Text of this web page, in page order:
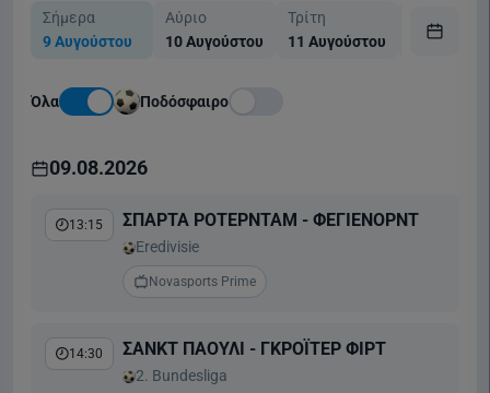
Σήμερα
9 Αυγούστου
Αύριο
10 Αυγούστου
Τρίτη
11 Αυγούστου
12
Όλα Ποδόσφαιρο
09.08.2026
13:15 ΣΠΑΡΤΑ ΡΟΤΕΡΝΤΑΜ - ΦΕΓΙΕΝΟΡΝΤ
Eredivisie
Novasports Prime
14:30 ΣΑΝΚΤ ΠΑΟΥΛΙ - ΓΚΡΟΪΤΕΡ ΦΙΡΤ
2. Bundesliga